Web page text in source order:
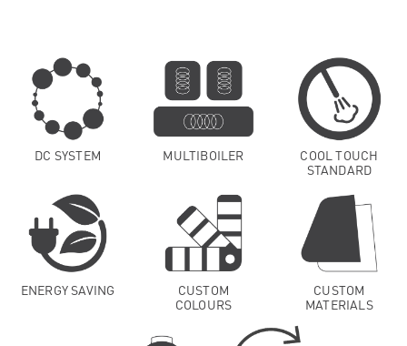
DC SYSTEM MULTIBOILER
COOL TOUCH
STANDARD
ENERGY SAVING
CUSTOM
COLOURS
CUSTOM
MATERIALS